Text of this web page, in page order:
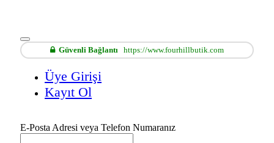
Güvenli Bağlantı https://www.fourhillbutik.com
Üye Girişi
Kayıt Ol
E-Posta Adresi veya Telefon Numaranız